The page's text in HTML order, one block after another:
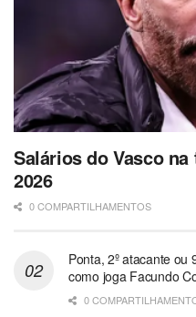
Salários do Vasco
2026
0 COMPARTILHAMENTOS
Ponta, 2º atacante ou
como joga Facundo
0